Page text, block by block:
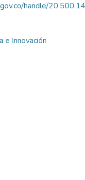
handle/
e Innovación